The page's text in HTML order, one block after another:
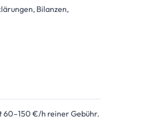
Bilanzen,
60–150 €/h reiner Gebühr.